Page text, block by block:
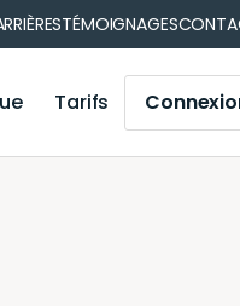
TÉMOIGNAGES
Tarifs